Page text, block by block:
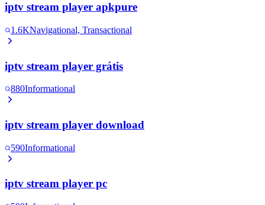
iptv stream player apkpure
1.6KNavigational, Transactional
iptv stream player grátis
880Informational
iptv stream player download
590Informational
iptv stream player pc